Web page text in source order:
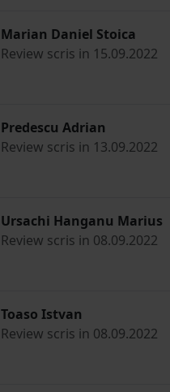
Marian Daniel Stoica
Review scris in 15.09.2022
Predescu Adrian
Review scris in 13.09.2022
Ursachi Hanganu Marius
Review scris in 08.09.2022
Toaso Istvan
Review scris in 08.09.2022